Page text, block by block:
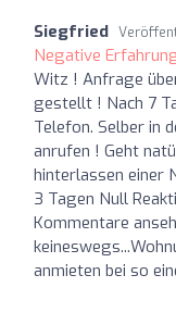
Siegfried
Negative
Witz ! Anfrage
gestellt ! Nach 7
Telefon. Selber in
anrufen ! Geht
hinterlassen einer
3 Tagen Null
Kommentare
anmieten bei so